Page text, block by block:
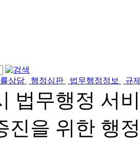
상담 행정심판 법무행정정보 규
법무행정 서
진을 위한 행